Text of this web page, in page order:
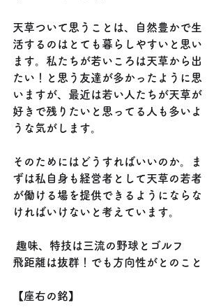
天草ついて思うことは、自然豊かで生
活するのはとても暮らしやすいと思い
ます。私たちが若いころは天草から出
たい！と思う友達が多かったように思
いますが、最近は若い人たちが天草が
好きで残りたいと思ってる人も多いよ
うな気がします。
そのためにはどうすればいいのか。ま
ずは私自身も経営者として天草の若者
が働ける場を提供できるようにならな
ければいけないと考えています。
趣味、特技は三流の野球とゴルフ
飛距離は抜群！でも方向性がとのこと
【座右の銘】